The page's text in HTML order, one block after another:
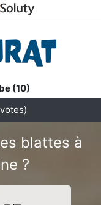
(10)
votes)
blattes à
?